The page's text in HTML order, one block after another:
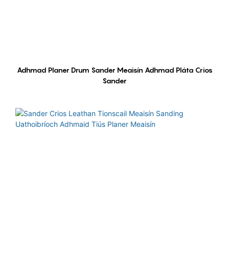
Adhmad Planer Drum Sander Meaisín Adhmad Pláta Crios
Sander